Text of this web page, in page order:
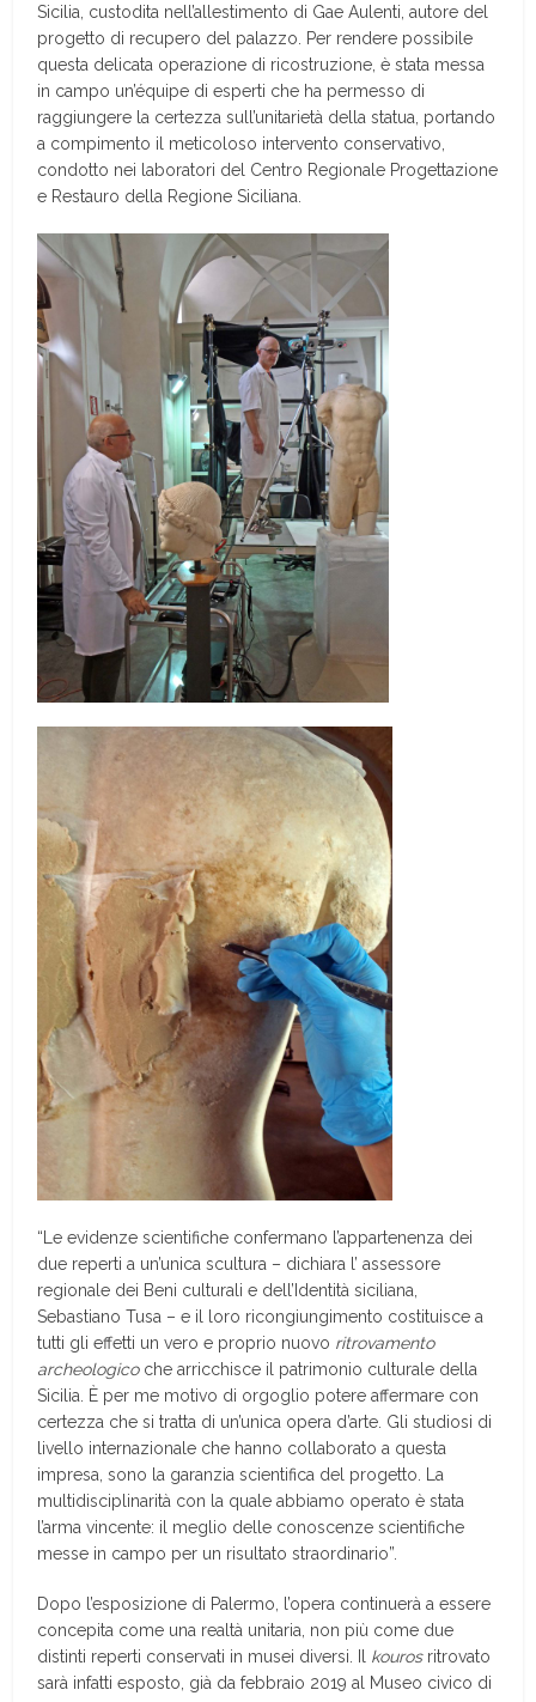
Sicilia, custodita nell’allestimento di Gae Aulenti, autore del
progetto di recupero del palazzo. Per rendere possibile
questa delicata operazione di ricostruzione, è stata messa
in campo un’équipe di esperti che ha permesso di
raggiungere la certezza sull’unitarietà della statua, portando
a compimento il meticoloso intervento conservativo,
condotto nei laboratori del Centro Regionale Progettazione
e Restauro della Regione Siciliana.
“Le evidenze scientifiche confermano l’appartenenza dei
due reperti a un’unica scultura – dichiara l’ assessore
regionale dei Beni culturali e dell’Identità siciliana,
Sebastiano Tusa – e il loro ricongiungimento costituisce a
tutti gli effetti un vero e proprio nuovo ritrovamento
archeologico che arricchisce il patrimonio culturale della
Sicilia. È per me motivo di orgoglio potere affermare con
certezza che si tratta di un’unica opera d’arte. Gli studiosi di
livello internazionale che hanno collaborato a questa
impresa, sono la garanzia scientifica del progetto. La
multidisciplinarità con la quale abbiamo operato è stata
l’arma vincente: il meglio delle conoscenze scientifiche
messe in campo per un risultato straordinario”.
Dopo l’esposizione di Palermo, l’opera continuerà a essere
concepita come una realtà unitaria, non più come due
distinti reperti conservati in musei diversi. Il
kouros ritrovato
sarà infatti esposto, già da febbraio 2019 al Museo civico di